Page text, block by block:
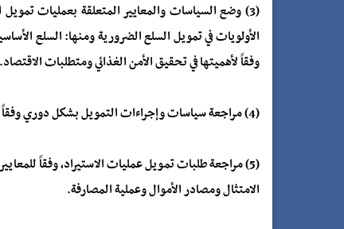
(3) وضع السياسات والمعايير المتعلقة بعمليات
الأولويات في تمويل السلع الضرورية ومنها: السلع
وفقاً لأهميتها في تحقيق الأمن الغذائي ومتطلبات الاقتصاد.
(4) مراجعة سياسات وإجراءات التمويل بشكل دوري وفقاً للمتغيرات الاقتصادية واحتياجات المجتمع.
(5) مراجعة طلبات تمويل عمليات الاستيراد، وفقاً
الامتثال ومصادر الأموال وعملية المصارفة.